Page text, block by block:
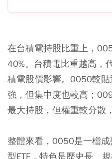
在台積電持股比重上，
40%。台積電比重越高，
積電股價影響。0050較
強，但集中度也較高；
最大持股，但權重較分散
整體來看，0050是一檔
型ETF，特色是歷史長、